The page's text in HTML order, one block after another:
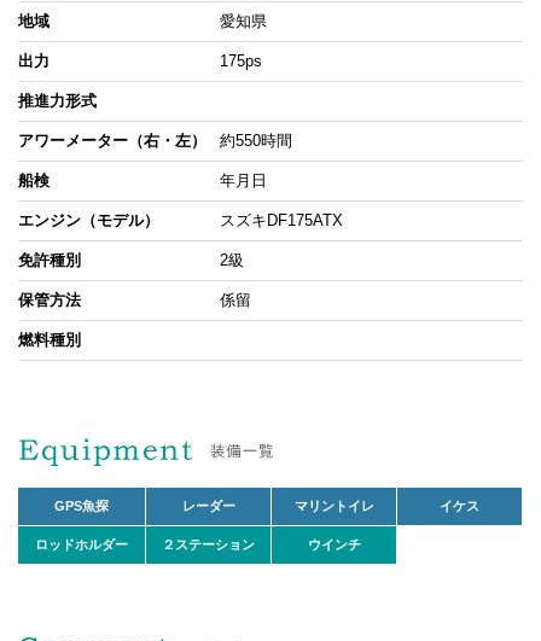
地域 愛知県
出力 175ps
推進力形式
アワーメーター（右・左） 約550時間
船検 年月日
エンジン（モデル） スズキDF175ATX
免許種別 2級
保管方法 係留
燃料種別
GPS魚探 レーダー マリントイレ イケス
ロッドホルダー ２ステーション ウインチ